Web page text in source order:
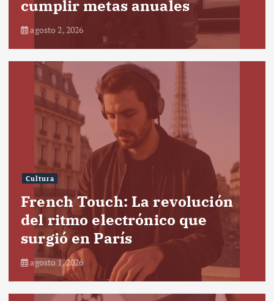
cumplir metas anuales
agosto 2, 2026
Cultura
French Touch: La revolución
del ritmo electrónico que
surgió en París
agosto 1, 2026